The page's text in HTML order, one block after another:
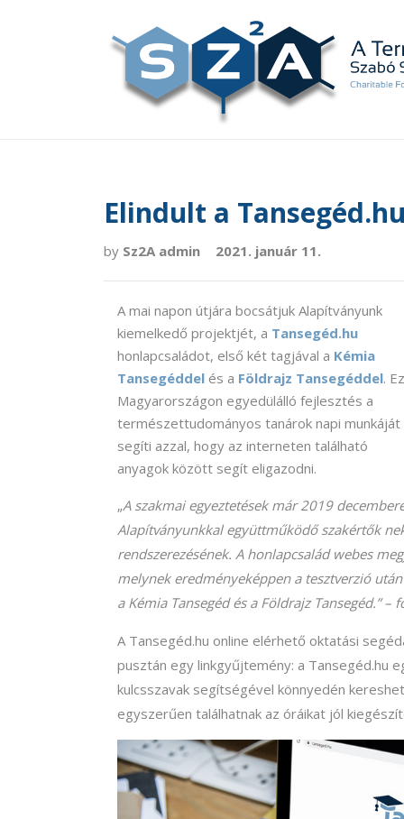
Elindult a
by Sz2A admin 2021. január 11.
A mai napon útjára bocsátjuk Alapítványunk
kiemelkedő projektjét, a Tansegéd.hu
honlapcsaládot, első két tagjával a Kémia
Tansegéddel és a Földrajz Tansegéddel.
Magyarországon egyedülálló fejlesztés a
természettudományos tanárok napi munkáját
segíti azzal, hogy az interneten található
anyagok között segít eligazodni.
„A szakmai egyeztetések már 2019
Alapítványunkkal együttműködő szakértők
rendszerezésének. A honlapcsalád webes
melynek eredményeképpen a tesztverzió
a Kémia Tansegéd és a Földrajz Tansegéd.”–
A Tansegéd.hu online elérhető oktatási
pusztán egy linkgyűjtemény: a Tansegéd.hu
kulcsszavak segítségével könnyedén
egyszerűen találhatnak az óráikat jól